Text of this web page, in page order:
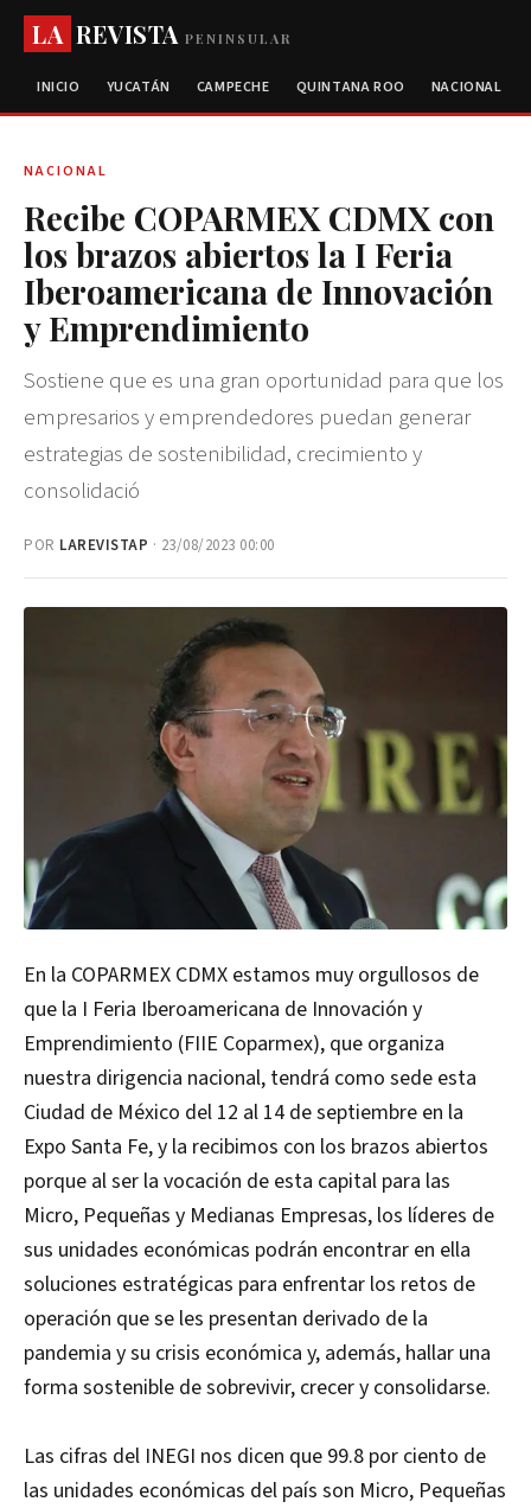
LA REVISTAPENINSULAR
INICIO YUCATÁN CAMPECHE QUINTANA ROO NACIONAL
NACIONAL
Recibe COPARMEX CDMX con
los brazos abiertos la I Feria
Iberoamericana de Innovación
y Emprendimiento
Sostiene que es una gran oportunidad para que los
empresarios y emprendedores puedan generar
estrategias de sostenibilidad, crecimiento y
consolidació
POR LAREVISTAP · 23/08/2023 00:00
En la COPARMEX CDMX estamos muy orgullosos de
que la I Feria Iberoamericana de Innovación y
Emprendimiento (FIIE Coparmex), que organiza
nuestra dirigencia nacional, tendrá como sede esta
Ciudad de México del 12 al 14 de septiembre en la
Expo Santa Fe, y la recibimos con los brazos abiertos
porque al ser la vocación de esta capital para las
Micro, Pequeñas y Medianas Empresas, los líderes de
sus unidades económicas podrán encontrar en ella
soluciones estratégicas para enfrentar los retos de
operación que se les presentan derivado de la
pandemia y su crisis económica y, además, hallar una
forma sostenible de sobrevivir, crecer y consolidarse.
Las cifras del INEGI nos dicen que 99.8 por ciento de
las unidades económicas del país son Micro, Pequeñas